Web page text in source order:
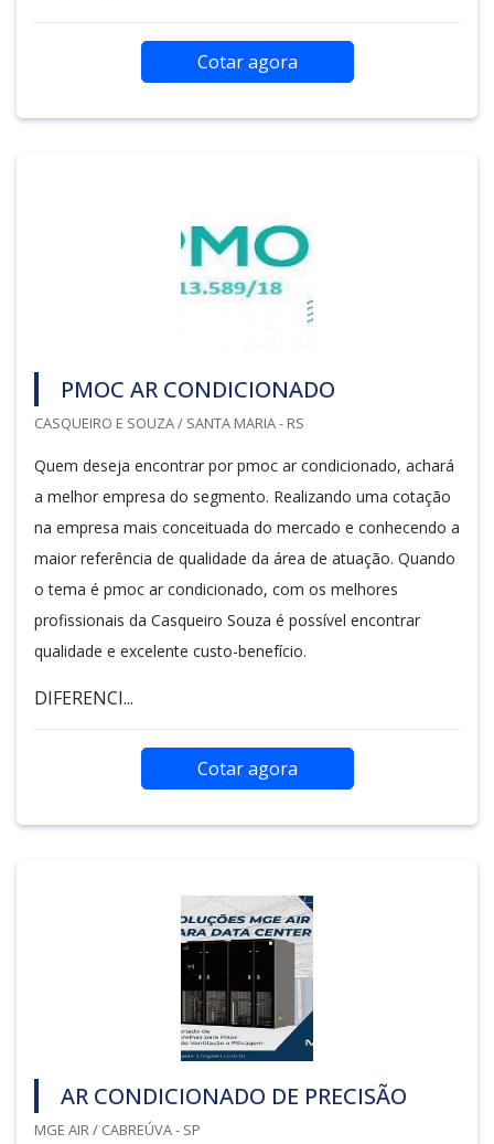
Cotar agora
PMOC AR CONDICIONADO
CASQUEIRO E SOUZA / SANTA MARIA - RS
Quem deseja encontrar por pmoc ar condicionado, achará
a melhor empresa do segmento. Realizando uma cotação
na empresa mais conceituada do mercado e conhecendo a
maior referência de qualidade da área de atuação. Quando
o tema é pmoc ar condicionado, com os melhores
profissionais da Casqueiro Souza é possível encontrar
qualidade e excelente custo-benefício.
DIFERENCI...
Cotar agora
AR CONDICIONADO DE PRECISÃO
MGE AIR / CABREÚVA - SP